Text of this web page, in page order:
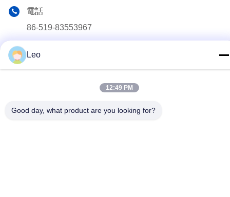
電話
86-519-83553967
Leo
12:49 PM
Good day, what product are you looking for?